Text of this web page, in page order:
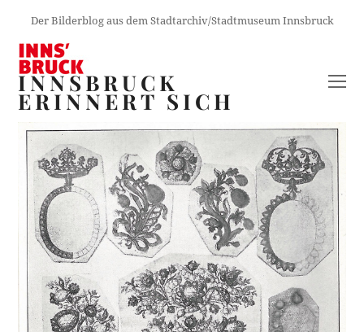
Der Bilderblog aus dem Stadtarchiv/Stadtmuseum Innsbruck
INNSBRUCK
ERINNERT SICH